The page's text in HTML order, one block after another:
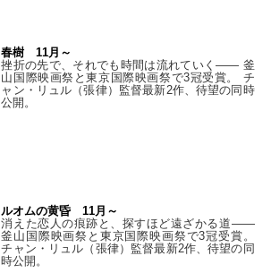
春樹 11月～
挫折の先で、それでも時間は流れていく—— 釜
山国際映画祭と東京国際映画祭で3冠受賞。 チ
ャン・リュル（張律）監督最新2作、待望の同時
公開。
ルオムの黄昏 11月～
消えた恋人の痕跡と、探すほど遠ざかる道——
釜山国際映画祭と東京国際映画祭で3冠受賞。
チャン・リュル（張律）監督最新2作、待望の同
時公開。